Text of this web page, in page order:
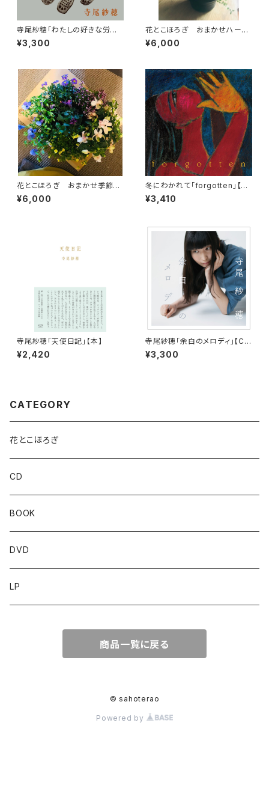
寺尾紗穂「わたしの好きな労働
歌」【CD】
¥3,300
花とこほろぎ おまかせハーブ
と季節の花の寄せ植え（受注製
作）【寄せ植え】
¥6,000
花とこほろぎ おまかせ季節の
寄せ植え【寄せ植え】
¥6,000
冬にわかれて「forgotten」【C
D】
¥3,410
寺尾紗穂「天使日記」【本】
¥2,420
寺尾紗穂「余白のメロディ」【C
D】
¥3,300
CATEGORY
花とこほろぎ
CD
BOOK
DVD
LP
商品一覧に戻る
© sahoterao
Powered by